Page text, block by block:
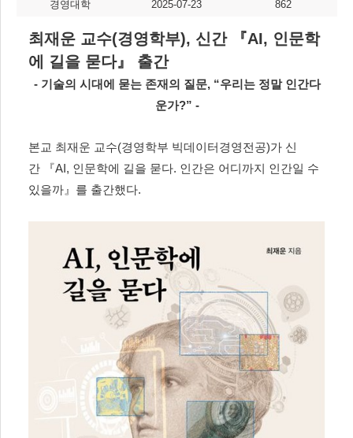
경영대학 2025-07-23 862
최재운 교수(경영학부), 신간 『AI, 인문학
에 길을 묻다』 출간
- 기술의 시대에 묻는 존재의 질문, “우리는 정말 인간다
운가?” -
본교 최재운 교수(경영학부 빅데이터경영전공)가 신
간
『AI, 인문학에 길을 묻다. 인간은 어디까지 인간일 수
있을까 』 를 출간했다.